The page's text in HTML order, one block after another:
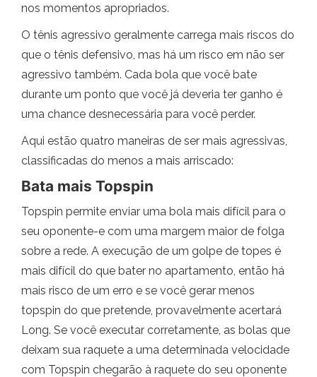
nos momentos apropriados.
O tênis agressivo geralmente carrega mais riscos do
que o tênis defensivo, mas há um risco em não ser
agressivo também. Cada bola que você bate
durante um ponto que você já deveria ter ganho é
uma chance desnecessária para você perder.
Aqui estão quatro maneiras de ser mais agressivas,
classificadas do menos a mais arriscado:
Bata mais Topspin
Topspin permite enviar uma bola mais difícil para o
seu oponente-e com uma margem maior de folga
sobre a rede. A execução de um golpe de topes é
mais difícil do que bater no apartamento, então há
mais risco de um erro e se você gerar menos
topspin do que pretende, provavelmente acertará
Long. Se você executar corretamente, as bolas que
deixam sua raquete a uma determinada velocidade
com Topspin chegarão à raquete do seu oponente